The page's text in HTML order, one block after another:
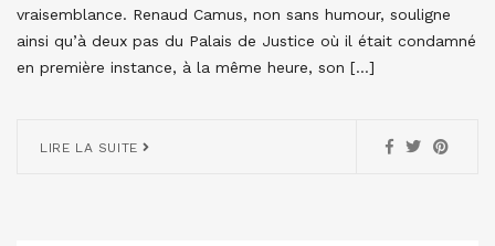
vraisemblance. Renaud Camus, non sans humour, souligne
ainsi qu’à deux pas du Palais de Justice où il était condamné
en première instance, à la même heure, son […]
LIRE LA SUITE